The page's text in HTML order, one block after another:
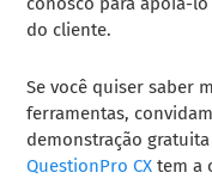
do cliente.
Se você quiser saber
ferramentas,
demonstração
QuestionPro CXtem a